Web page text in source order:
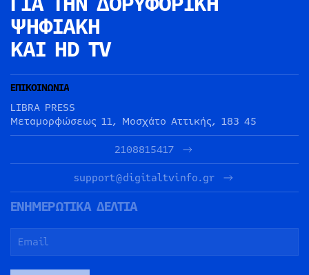
ΨΗΦΙΑΚΗ
ΚΑΙ HD TV
ΕΠΙΚΟΙΝΩΝΙΑ
LIBRA PRESS
Μεταμορφώσεως 11, Μοσχάτο Αττικής, 183 45
2108815417
support@digitaltvinfo.gr
ΕΝΗΜΕΡΩΤΙΚΑ ΔΕΛΤΙΑ